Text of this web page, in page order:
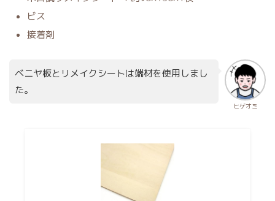
ビス
接着剤
ヒゲオミ
ベニヤ板とリメイクシートは端材を使用しまし
た。